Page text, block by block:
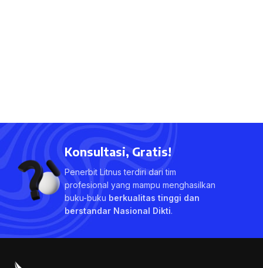
Konsultasi, Gratis!
Penerbit Litnus terdiri dari tim
profesional yang mampu menghasilkan
buku-buku berkualitas tinggi dan
berstandar Nasional Dikti.